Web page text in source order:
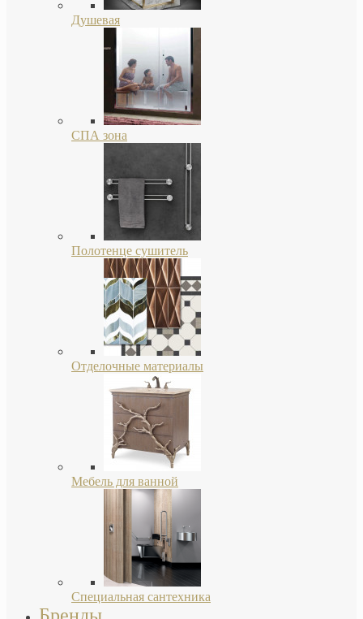
Душевая
СПА зона
Полотенце сушитель
Отделочные материалы
Мебель для ванной
Специальная сантехника